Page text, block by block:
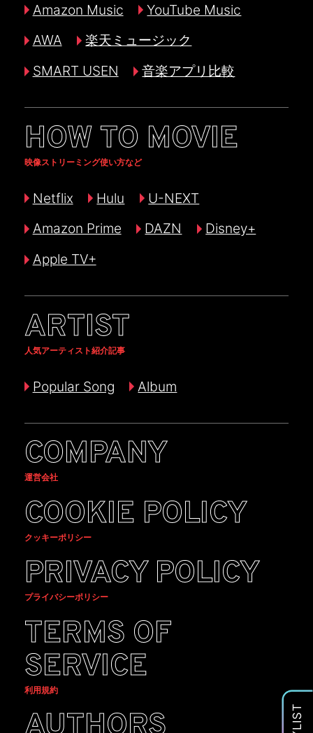
Amazon Music
YouTube Music
AWA
楽天ミュージック
SMART USEN
音楽アプリ比較
HOW TO MOVIE
映像ストリーミング使い方など
Netflix Hulu
U-NEXT
Amazon Prime
DAZN
Disney+
Apple TV+
ARTIST
人気アーティスト紹介記事
Popular Song Album
COMPANY
運営会社
COOKIE POLICY
クッキーポリシー
PRIVACY POLICY
プライバシーポリシー
TERMS OF
SERVICE
利用規約